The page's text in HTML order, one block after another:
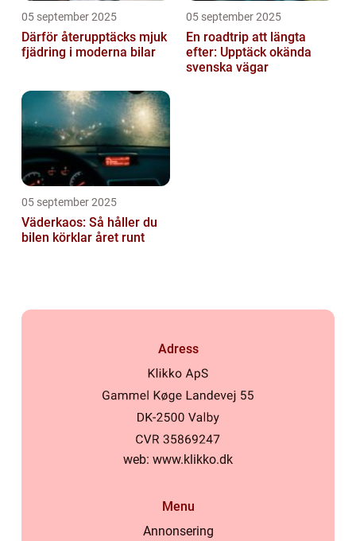
05 september 2025
Därför återupptäcks mjuk
fjädring i moderna bilar
05 september 2025
En roadtrip att längta
efter: Upptäck okända
svenska vägar
05 september 2025
Väderkaos: Så håller du
bilen körklar året runt
Adress
web: www.klikko.dk
Menu
Annonsering